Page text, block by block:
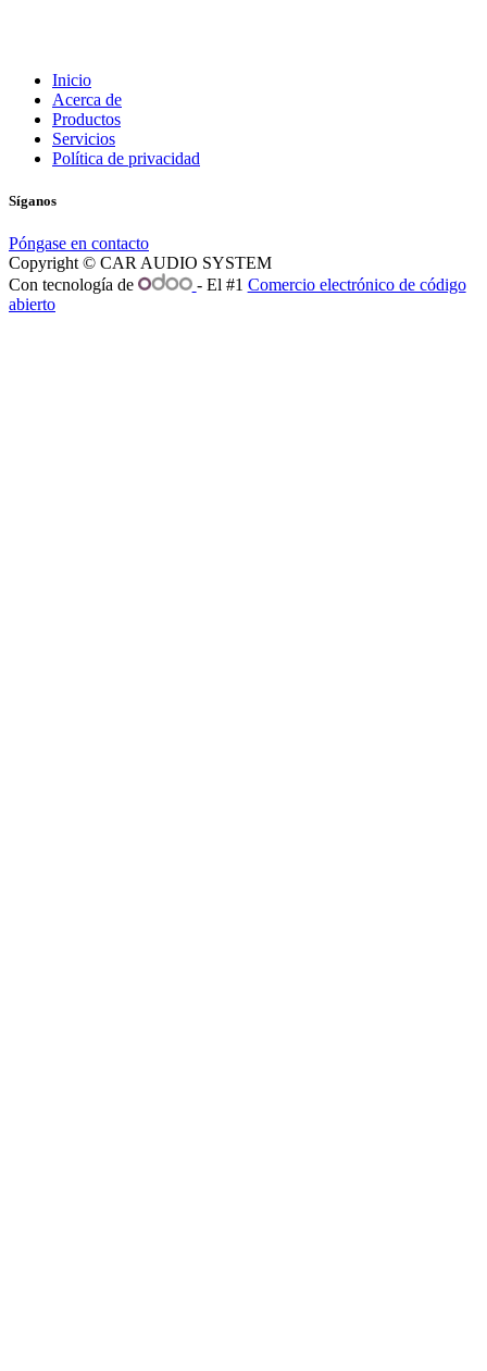
Inicio
Acerca de
Productos
Servicios
Política de privacidad
Síganos
Póngase en contacto
Copyright © CAR AUDIO SYSTEM
Con tecnología de
- El #1 Comercio electrónico de código
abierto